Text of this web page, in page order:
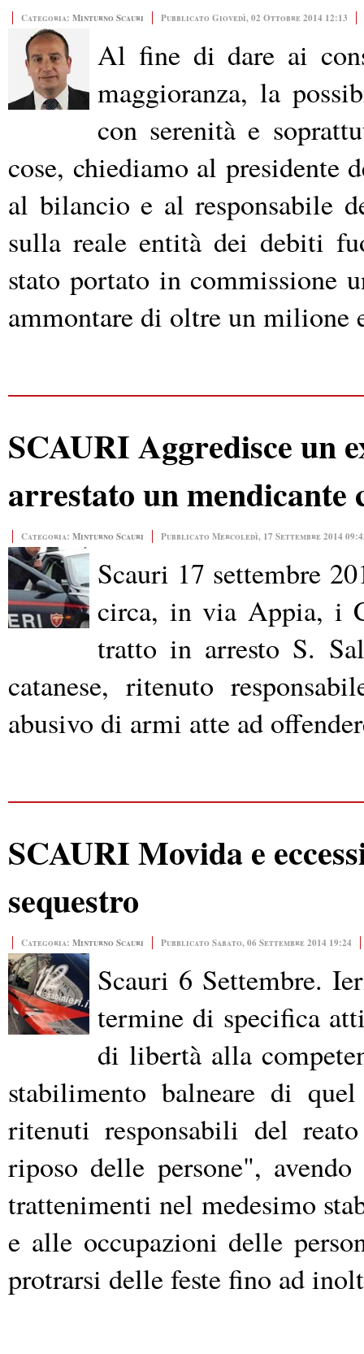
Categoria: Minturno Scauri Pubblicato Giovedì, 02 Ottobre 2014 12:13
Al fine di dare ai
maggioranza, la
con serenità e
cose, chiediamo al presidente
al bilancio e al responsabile
sulla reale entità dei debiti
stato portato in commissione
ammontare di oltre un milione
SCAURI Aggredisce un
arrestato un mendicante
Categoria: Minturno Scauri Pubblicato Mercoledì, 17 Settembre 2014
Scauri 17 settembre
circa, in via Appia, i
tratto in arresto S.
catanese, ritenuto
abusivo di armi atte ad
SCAURI Movida e
sequestro
Categoria: Minturno Scauri Pubblicato Sabato, 06 Settembre 2014 19:24
Scauri 6 Settembre.
termine di specifica
di libertà alla
stabilimento balneare di
ritenuti responsabili del
riposo delle persone",
trattenimenti nel medesimo
e alle occupazioni delle
protrarsi delle feste fino ad